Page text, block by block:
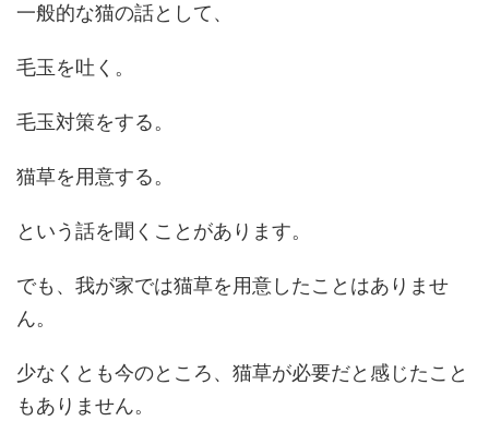
一般的な猫の話として、
毛玉を吐く。
毛玉対策をする。
猫草を用意する。
という話を聞くことがあります。
でも、我が家では猫草を用意したことはありませ
ん。
少なくとも今のところ、猫草が必要だと感じたこと
もありません。